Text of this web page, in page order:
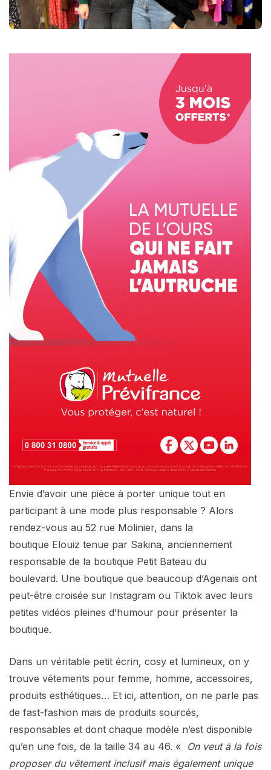
Envie d’avoir une pièce à porter unique tout en
participant à une mode plus responsable ? Alors
rendez-vous au 52 rue Molinier, dans la
boutique Elouiz tenue par Sakina, anciennement
responsable de la boutique Petit Bateau du
boulevard. Une boutique que beaucoup d’Agenais ont
peut-être croisée sur Instagram ou Tiktok avec leurs
petites vidéos pleines d’humour pour présenter la
boutique.
Dans un véritable petit écrin, cosy et lumineux, on y
trouve vêtements pour femme, homme, accessoires,
produits esthétiques… Et ici, attention, on ne parle pas
de fast-fashion mais de produits sourcés,
responsables et dont chaque modèle n’est disponible
qu’en une fois, de la taille 34 au 46. « On veut à la fois
proposer du vêtement inclusif mais également unique